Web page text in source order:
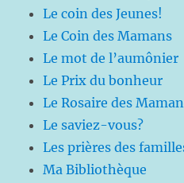
Le coin des Jeunes!
Le Coin des Mamans
Le mot de l’aumônier
Le Prix du bonheur
Le Rosaire des
Le saviez-vous?
Les prières des
Ma Bibliothèque